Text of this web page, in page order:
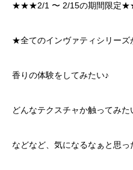
★★★2/1 〜 2/15の期間限定
★全てのインヴァティシリー
香りの体験をしてみたい♪
どんなテクスチャか触ってみた
などなど、気になるなぁと思っ